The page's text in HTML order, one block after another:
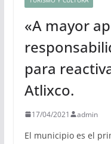
«A mayor
para
Atlixco.
17/04/2021 admin
El municipio es el